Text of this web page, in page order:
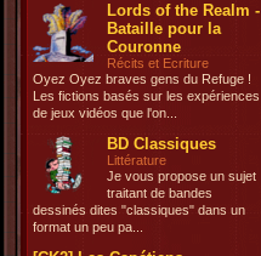
Lords of the Realm -
Bataille pour la
Couronne
Récits et Ecriture
Oyez Oyez braves gens du Refuge !
Les fictions basés sur les expériences
de jeux vidéos que l'on...
BD Classiques
Littérature
Je vous propose un sujet
traitant de bandes
dessinés dites "classiques" dans un
format un peu pa...